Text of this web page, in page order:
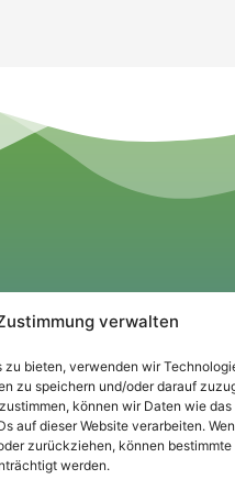
verwalten
zu bieten, verwenden wir
zu speichern und/oder darauf
können wir Daten wie das
auf dieser Website verarbeiten.
zurückziehen, können bestimmte
werden.